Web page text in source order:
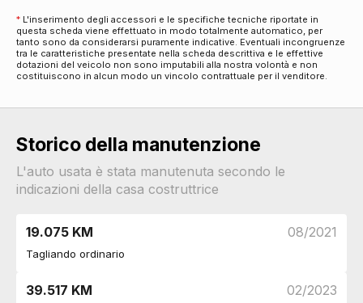
Computer di bordo
DI SERIE
Cerchi
Cerchi in lega da 16 DI SERIE
Presa 12v aggiuntiva
DI SERIE
Esterni
Personalizzazione colori esterni
Maniglie esterne in tinta
Fari
Luci diurne
DI SERIE
* L'inserimento degli accessori e le specifiche tecniche riportate in
questa scheda viene effettuato in modo totalmente automatico, per
tanto sono da considerarsi puramente indicative. Eventuali incongruenze
tra le caratteristiche presentate nella scheda descrittiva e le effettive
dotazioni del veicolo non sono imputabili alla nostra volontà e non
costituiscono in alcun modo un vincolo contrattuale per il venditore.
Storico della manutenzione
L'auto usata è stata manutenuta secondo le
indicazioni della casa costruttrice
19.075 KM 08/2021
Tagliando ordinario
39.517 KM 02/2023